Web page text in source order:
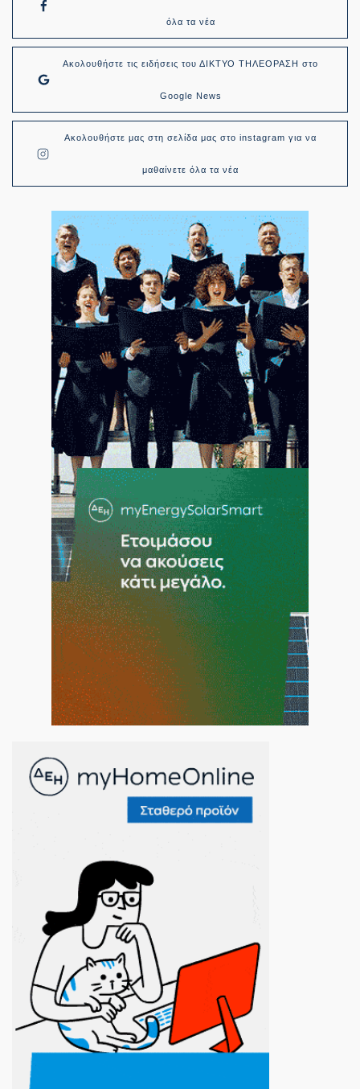
όλα τα νέα
Ακολουθήστε τις ειδήσεις του ΔΙΚΤΥΟ ΤΗΛΕΟΡΑΣΗ στο
Google News
Ακολουθήστε μας στη σελίδα μας στο instagram για να
μαθαίνετε όλα τα νέα